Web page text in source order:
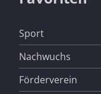
Navigation
überspringen
Sport
Nachwuchs
Förderverein